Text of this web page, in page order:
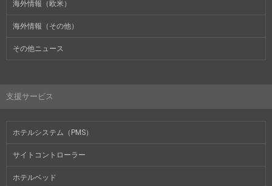
海外情報（欧米）
海外情報（その他）
その他ニュース
支援サービス
ホテルシステム（PMS）
サイトコントローラー
ホテルベッド